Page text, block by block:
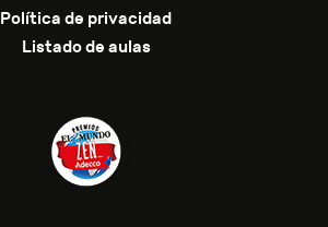
Política de privacidad
Listado de aulas